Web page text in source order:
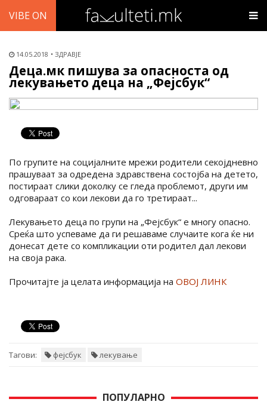
VIBE ON
14.05.2018 ЗДРАВЈЕ
Деца.мк пишува за опасноста од
лекувањето деца на „Фејсбук“
По групите на социјалните мрежи родители секојдневно
прашуваат за одредена здравствена состојба на детето,
постираат слики доколку се гледа проблемот, други им
одговараат со кои лекови да го третираат...
Лекувањето деца по групи на „Фејсбук“ е многу опасно.
Среќа што успеваме да ги решаваме случаите кога ќе ни
донесат дете со компликации оти родител дал лекови
на своја рака.
Прочитајте ја целата информација на ОВОЈ ЛИНК
Тагови: фејсбук лекување
ПОПУЛАРНО